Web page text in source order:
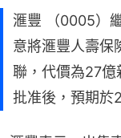
滙豐 （0005）
意將滙豐人壽保
聯，代價為27億
批准後，預期於